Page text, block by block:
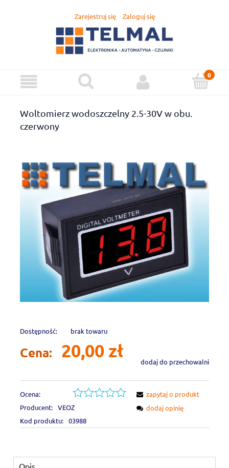
Zarejestruj się Zaloguj się
Woltomierz wodoszczelny 2.5-30V w obu.
czerwony
Dostępność: brak towaru
Cena: 20,00 zł
dodaj do przechowalni
Ocena:
Producent: VEOZ
Kod produktu: 03988
zapytaj o produkt
dodaj opinię